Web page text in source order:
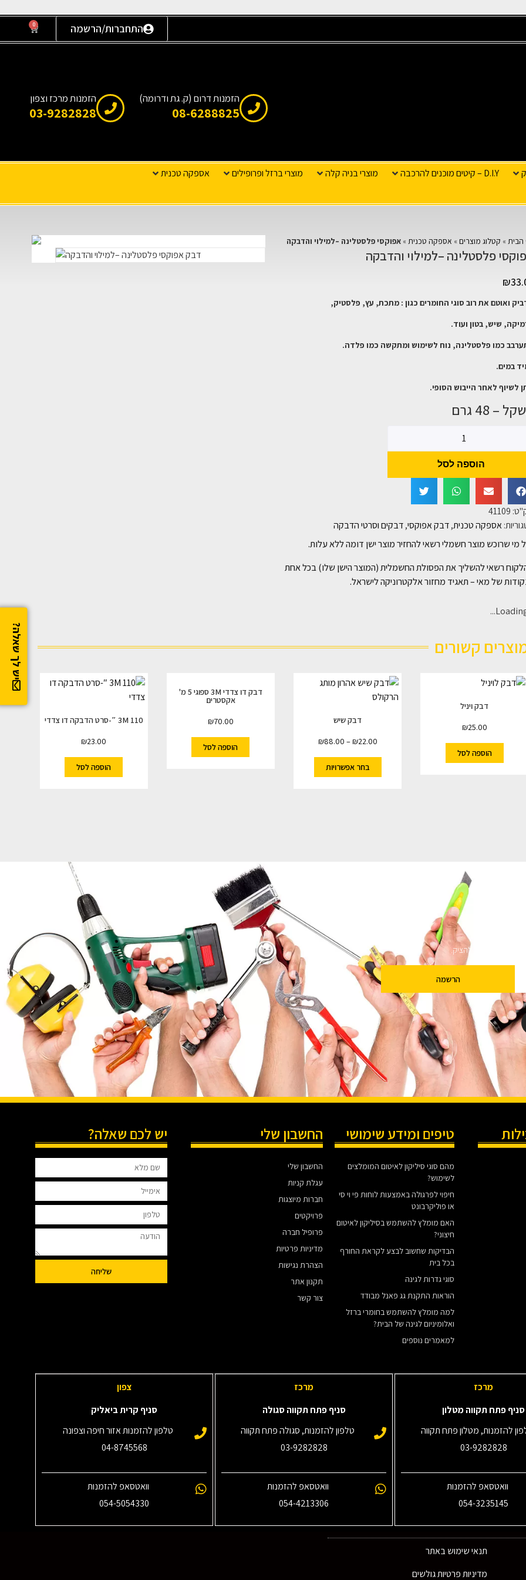
התחברות/הרשמה 0
יש לך שאלה?
הזמנות דרום (ק. גת ודרומה)
08-6288825
הזמנות מרכז וצפון
03-9282828
D.I.Y – קיטים מוכנים להרכבה מוצרי בניה קלה מוצרי ברזל ופרופילים
אספקה טכנית
הבית» קטלוג מוצרים» אספקה טכנית» אפוקסי פלסטלינה –למילוי והדבקה
פלסטלינה –למילוי והדבקה
₪
ואוטם את רוב סוגי החומרים כגון : מתכת, עץ, פלסטיק,
שיש, בטון ועוד.
כמו פלסטלינה, נוח לשימוש ומתקשה כמו פלדה.
במים.
לשיוף לאחר הייבוש הסופי.
– 48 גרם
הוספה לסל
41109
אספקה טכנית,דבק אפוקסי,דבקים וסרטי הדבקה
מי שרוכש מוצר חשמלי רשאי להחזיר מוצר ישן דומה ללא עלות.
רשאי להשליך את הפסולת החשמלית (המוצר הישן שלו) בכל אחת
של מאי – תאגיד מחזור אלקטרוניקה לישראל.
קשורים
דבק ויניל
₪25.00
הוספה לסל
דבק שיש
₪22.00
–
₪88.00
בחר אפשרויות
דבק דו צדדי 3M ספוגי 5 מ'
אקסטרים
₪70.00
הוספה לסל
3M 110 ″-סרט הדבקה דו צדדי
₪23.00
הוספה לסל
מבטיחים לא להציק.
הרשמה
טיפים ומידע שימושי
מהם סוגי סיליקון לאיטום המומלצים
לשימוש?
חיפוי לפרגולה באמצעות לוחות פי וי סי
או פוליקרבונט
האם מומלץ להשתמש בסיליקון לאיטום
חיצוני?
הבדיקות שחשוב לבצע לקראת החורף
בכל בית
סוגי גדרות לגינה
הוראות התקנת גג פאנל מבודד
למה מומלץ להשתמש בחומרי ברזל
ואלומיניום לגינה של הבית?
למאמרים נוספים
החשבון שלי
החשבון שלי
עגלת קניות
חברות מיוצגות
פרויקטים
פרופיל חברה
מדיניות פרטיות
הצהרת נגישות
תקנון אתר
צור קשר
יש לכם שאלה?
שליחה
מרכז
סניף פתח תקווה מטלון
להזמנות, מטלון פתח תקווה
03-9282828
וואטסאפ להזמנות
054-3235145‎
מרכז
סניף פתח תקווה סגולה
טלפון להזמנות, סגולה פתח תקווה
03-9282828
וואטסאפ להזמנות
054-4213306
צפון
סניף קרית ביאליק
טלפון להזמנות אזור חיפה וצפונה
04-8745568
וואטסאפ להזמנות
054-5054330
תנאי שימוש באתר
מדיניות פרטיות גולשים